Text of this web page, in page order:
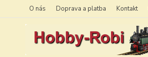
O nás Doprava a platba Kontakt